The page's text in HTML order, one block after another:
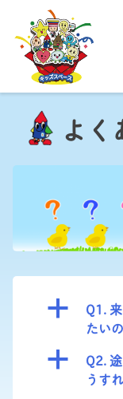
content
よく
a
Q1.
たい
a
Q2.
うす